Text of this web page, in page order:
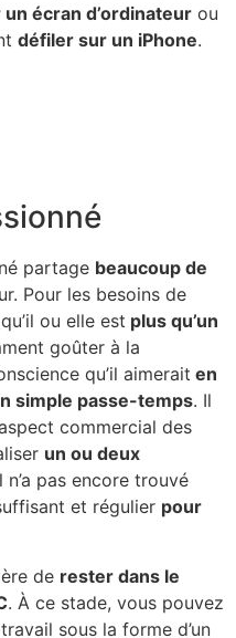
écran d’ordinateur ou
défiler sur un iPhone.
partage beaucoup de
Pour les besoins de
ou elle est plus qu’un
goûter à la
qu’il aimerait en
simple passe-temps. Il
commercial des
un ou deux
n’a pas encore trouvé
et régulier pour
de rester dans le
. À ce stade, vous pouvez
sous la forme d’un